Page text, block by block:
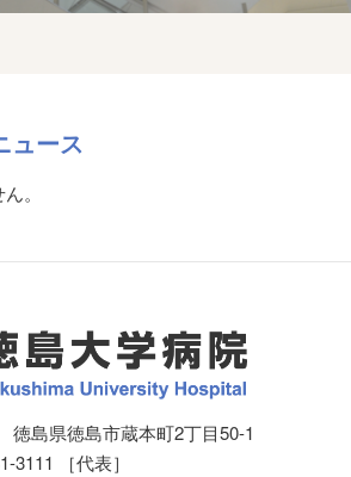
ュース
。
島県徳島市蔵本町2丁目50-1
3111 ［代表］